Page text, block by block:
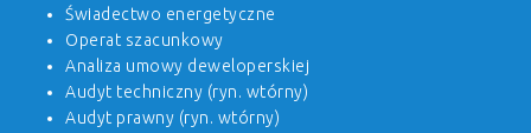
Świadectwo energetyczne
Operat szacunkowy
Analiza umowy deweloperskiej
Audyt techniczny (ryn. wtórny)
Audyt prawny (ryn. wtórny)